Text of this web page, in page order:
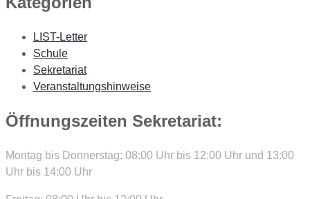
LIST-Letter
Schule
Sekretariat
Veranstaltungshinweise
Öffnungszeiten Sekretariat:
Montag bis Donnerstag: 08:00 Uhr bis 12:00 Uhr und 13:00
Uhr bis 14:00 Uhr